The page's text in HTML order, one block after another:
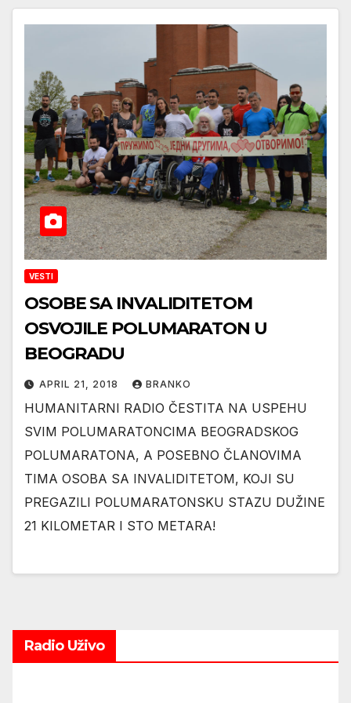
VESTI
OSOBE SA INVALIDITETOM
OSVOJILE POLUMARATON U
BEOGRADU
APRIL 21, 2018 BRANKO
HUMANITARNI RADIO ČESTITA NA USPEHU
SVIM POLUMARATONCIMA BEOGRADSKOG
POLUMARATONA, A POSEBNO ČLANOVIMA
TIMA OSOBA SA INVALIDITETOM, KOJI SU
PREGAZILI POLUMARATONSKU STAZU DUŽINE
21 KILOMETAR I STO METARA!
Radio Uživo